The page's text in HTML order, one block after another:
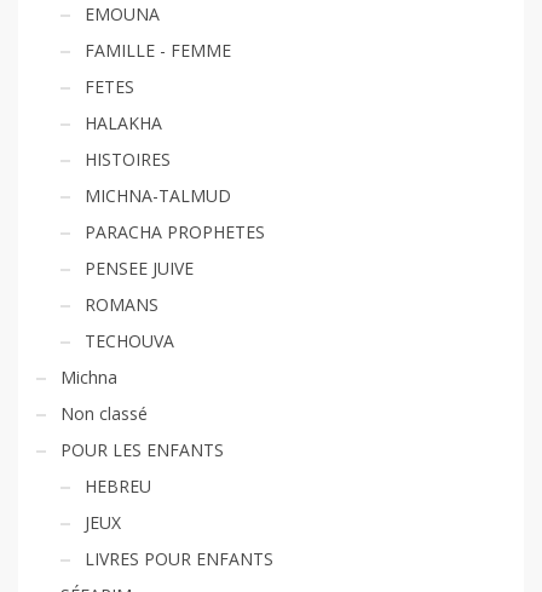
EMOUNA
FAMILLE - FEMME
FETES
HALAKHA
HISTOIRES
MICHNA-TALMUD
PARACHA PROPHETES
PENSEE JUIVE
ROMANS
TECHOUVA
Michna
Non classé
POUR LES ENFANTS
HEBREU
JEUX
LIVRES POUR ENFANTS